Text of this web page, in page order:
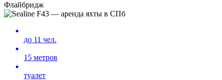
Флайбридж
до 11 чел.
15 метров
туалет